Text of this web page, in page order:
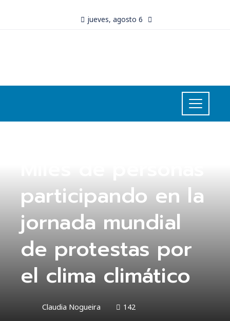
jueves, agosto 6
participando en la
jornada mundial
de protestas por
el clima climático
Claudia Nogueira 142